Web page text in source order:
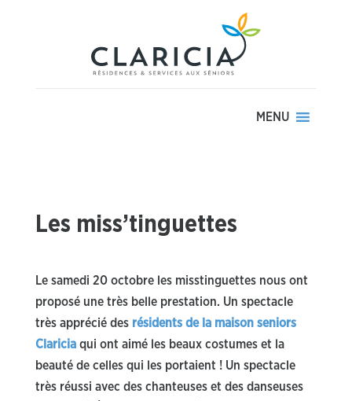
MENU
Les miss’tinguettes
Le samedi 20 octobre les misstinguettes nous ont
proposé une très belle prestation. Un spectacle
très apprécié des résidents de la maison seniors
Clariciaqui ont aimé les beaux costumes et la
beauté de celles qui les portaient ! Un spectacle
très réussi avec des chanteuses et des danseuses